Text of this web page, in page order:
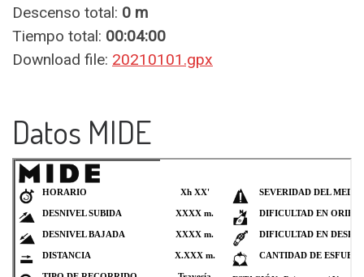
Descenso total: 0 m
Tiempo total: 00:04:00
Download file: 20210101.gpx
Datos MIDE